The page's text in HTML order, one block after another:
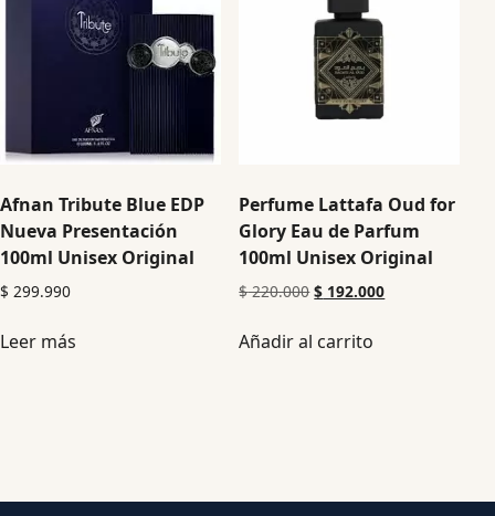
Afnan Tribute Blue EDP
Nueva Presentación
100ml Unisex Original
$ 299.990
Leer más
Perfume Lattafa Oud for
Glory Eau de Parfum
100ml Unisex Original
$220.000 $ 192.000
Añadir al carrito